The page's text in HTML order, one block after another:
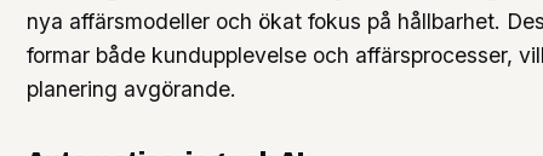
nya affärsmodeller och ökat fokus på hållbarhet.
formar både kundupplevelse och affärsprocesser,
planering avgörande.